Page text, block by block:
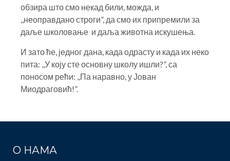
обзира што смо некад били, можда, и
,,неоправдано строги”, да смо их припремили за
даље школовање и даља животна искушења.
И зато ће, једног дана, када одрасту и када их неко
пита: ,,У коју сте основну школу ишли?”, са
поносом рећи: ,,Па наравно, у Јован
Миодраговић!”.
О НАМА